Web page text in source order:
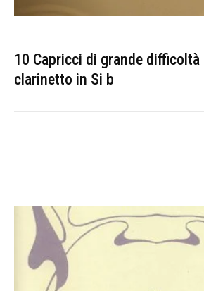
10 Capricci di grande difficoltà
clarinetto in Si b